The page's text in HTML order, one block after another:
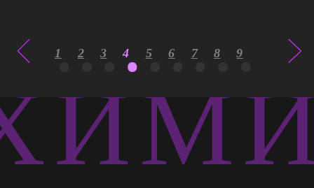
1 2 3 4 5 6 7 8 9